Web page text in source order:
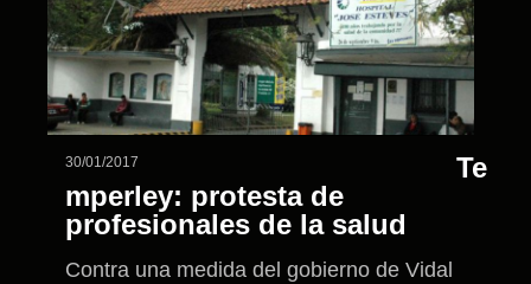
30/01/2017
Te
mperley: protesta de
profesionales de la salud
Contra una medida del gobierno de Vidal